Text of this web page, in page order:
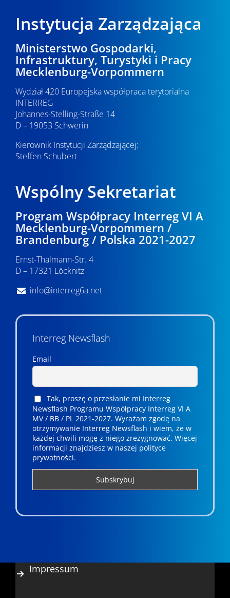
Instytucja Zarządzająca
Ministerstwo Gospodarki,
Infrastruktury, Turystyki i Pracy
Mecklenburg-Vorpommern
Wydział 420 Europejska współpraca terytorialna
INTERREG
Johannes-Stelling-Straße 14
D – 19053 Schwerin
Kierownik Instytucji Zarządzającej:
Steffen Schubert
Wspólny Sekretariat
Program Współpracy Interreg VI A
Mecklenburg-Vorpommern /
Brandenburg / Polska 2021-2027
Ernst-Thälmann-Str. 4
D – 17321 Löcknitz
info@interreg6a.net
Interreg Newsflash
Email
Tak, proszę o przesłanie mi Interreg
Newsflash Programu Współpracy Interreg VI A
MV / BB / PL 2021-2027. Wyrażam zgodę na
otrzymywanie Interreg Newsflash i wiem, że w
każdej chwili mogę z niego zrezygnować. ­­Więcej
informacji znajdziesz w naszej polityce
prywatności.
Impressum